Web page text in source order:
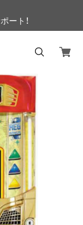
ート！